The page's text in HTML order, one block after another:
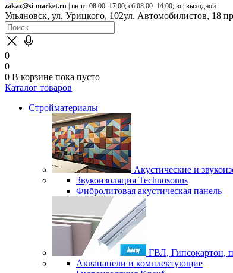
zakaz@si-market.ru | пн-пт 08:00–17:00; сб 08:00–14:00; вс: выходной
Ульяновск, ул. Урицкого, 102ул. Автомобилистов, 18
0
0
0 В корзине пока пусто
Каталог товаров
Стройматериалы
Акустические и
Звукоизоляция Technosonus
Фибролитовая акустическая панель
ГВЛ, Гипсокартон,
Аквапанели и комплектующие